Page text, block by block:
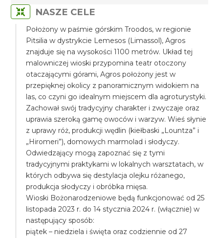
NASZE CELE
Położony w paśmie górskim Troodos, w regionie
Pitsilia w dystrykcie Lemesos (Limassol), Agros
znajduje się na wysokości 1100 metrów. Układ tej
malowniczej wioski przypomina teatr otoczony
otaczającymi górami, Agros położony jest w
przepięknej okolicy z panoramicznym widokiem na
las, co czyni go idealnym miejscem dla agroturystyki.
Zachował swój tradycyjny charakter i zwyczaje oraz
uprawia szeroką gamę owoców i warzyw. Wieś słynie
z uprawy róż, produkcji wędlin (kiełbaski „Lountza” i
„Hiromeri”), domowych marmolad i słodyczy.
Odwiedzający mogą zapoznać się z tymi
tradycyjnymi praktykami w lokalnych warsztatach, w
których odbywa się destylacja olejku różanego,
produkcja słodyczy i obróbka mięsa.
Wioski Bożonarodzeniowe będą funkcjonować od 25
listopada 2023 r. do 14 stycznia 2024 r. (włącznie) w
następujący sposób:
piątek – niedziela i święta oraz codziennie od 27